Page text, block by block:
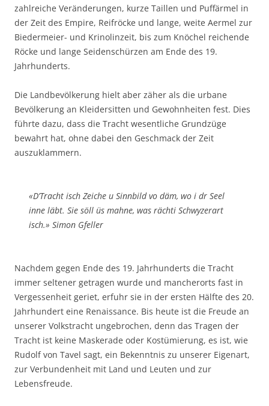
zahlreiche Veränderungen, kurze Taillen und Puffärmel in
der Zeit des Empire, Reifröcke und lange, weite Aermel zur
Biedermeier- und Krinolinzeit, bis zum Knöchel reichende
Röcke und lange Seidenschürzen am Ende des 19.
Jahrhunderts.
Die Landbevölkerung hielt aber zäher als die urbane
Bevölkerung an Kleidersitten und Gewohnheiten fest. Dies
führte dazu, dass die Tracht wesentliche Grundzüge
bewahrt hat, ohne dabei den Geschmack der Zeit
auszuklammern.
«D’Tracht isch Zeiche u Sinnbild vo däm, wo i dr Seel
inne läbt. Sie söll üs mahne, was rächti Schwyzerart
isch.» Simon Gfeller
Nachdem gegen Ende des 19. Jahrhunderts die Tracht
immer seltener getragen wurde und mancherorts fast in
Vergessenheit geriet, erfuhr sie in der ersten Hälfte des 20.
Jahrhundert eine Renaissance. Bis heute ist die Freude an
unserer Volkstracht ungebrochen, denn das Tragen der
Tracht ist keine Maskerade oder Kostümierung, es ist, wie
Rudolf von Tavel sagt, ein Bekenntnis zu unserer Eigenart,
zur Verbundenheit mit Land und Leuten und zur
Lebensfreude.